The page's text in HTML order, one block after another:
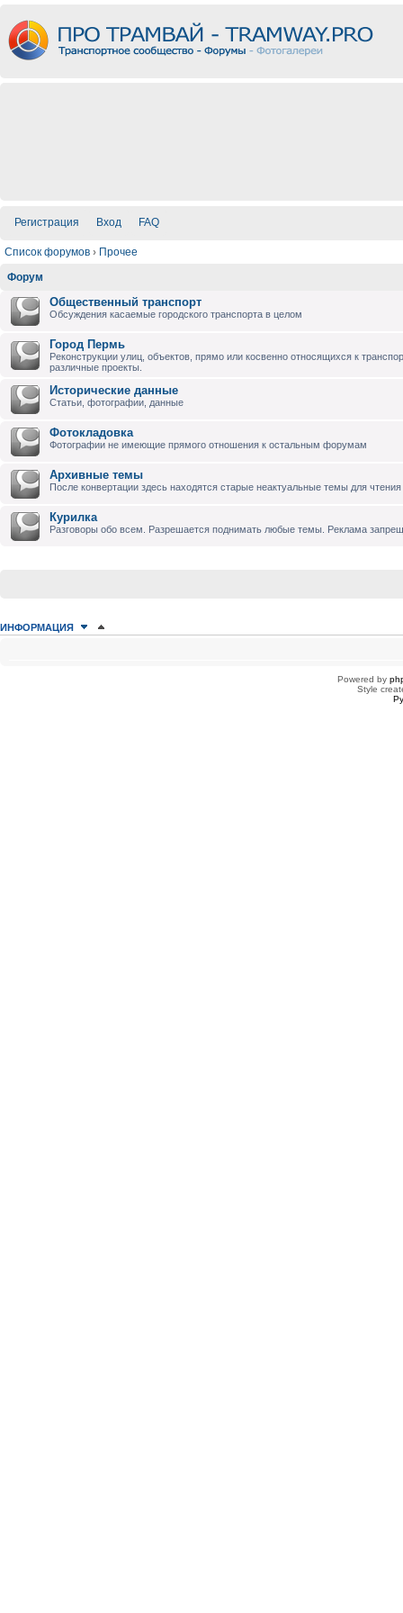
Регистрация Вход FAQ
Список форумов › Прочее
Форум
Общественный транспорт
Обсуждения касаемые городского транспорта в целом
Город Пермь
Реконструкции улиц, объектов, прямо или косвенно относящихся к
различные проекты.
Исторические данные
Статьи, фотографии, данные
Фотокладовка
Фотографии не имеющие прямого отношения к остальным форумам
Архивные темы
После конвертации здесь находятся старые неактуальные темы для чтения
Курилка
Разговоры обо всем. Разрешается поднимать любые темы. Реклама
ИНФОРМАЦИЯ
Сейчас этот форум просматривают: нет зарегистрированных пользователейPowered by
Style